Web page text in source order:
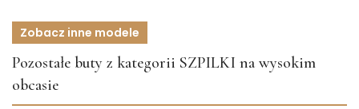
Zobacz inne modele
Pozostałe buty z kategorii SZPILKI na wysokim
obcasie